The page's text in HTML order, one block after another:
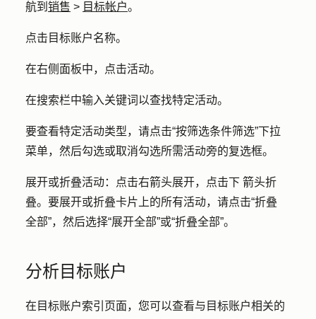
航到 销售 > 目标帐户。
点击 目标账户名称。
在右侧面板中，点击活动。
在搜索栏中输入关键词以查找特定活动。
要查看特定活动类型，请点击“按筛选条件筛选”下拉
菜单，然后勾选或取消勾选所需活动旁的复选框。
展开或折叠活动：点击右箭头展开，点击下 箭头折
叠。要展开或折叠卡片上的所有活动，请点击“折叠
全部”，然后选择“展开全部”或“折叠全部”。
分析目标账户
在目标账户索引页面，您可以查看与目标账户相关的